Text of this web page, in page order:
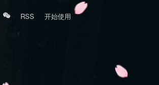
RSS 开始使用